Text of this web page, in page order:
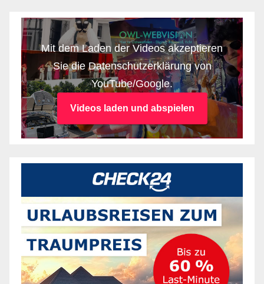
Mit dem Laden der Videos akzeptieren
Sie die Datenschutzerklärung von
YouTube/Google.
Videos laden und abspielen